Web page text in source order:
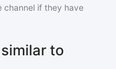
channel if they have
to